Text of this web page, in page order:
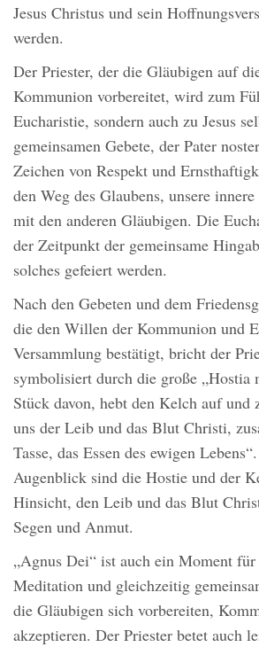
Jesus Christus und sein
werden.
Der Priester, der die Gläubigen auf
Kommunion vorbereitet, wird zum
Eucharistie, sondern auch zu Jesus
gemeinsamen Gebete, der Pater
Zeichen von Respekt und
den Weg des Glaubens, unsere
mit den anderen Gläubigen. Die
der Zeitpunkt der gemeinsame
solches gefeiert werden.
Nach den Gebeten und dem
die den Willen der Kommunion und
Versammlung bestätigt, bricht der
symbolisiert durch die große „Hostia
Stück davon, hebt den Kelch auf und
uns der Leib und das Blut Christi,
Tasse, das Essen des ewigen
Augenblick sind die Hostie und der
Hinsicht, den Leib und das Blut
Segen und Anmut.
„Agnus Dei“ ist auch ein Moment
Meditation und gleichzeitig
die Gläubigen sich vorbereiten,
akzeptieren. Der Priester betet auch